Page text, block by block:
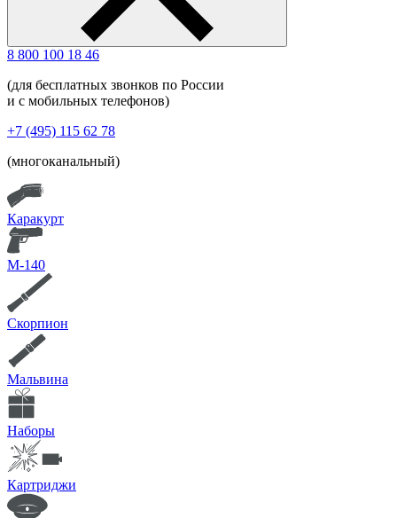
8 800 100 18 46
(для бесплатных звонков по России
и с мобильных телефонов)
+7 (495) 115 62 78
(многоканальный)
Каракурт
М-140
Скорпион
Мальвина
Наборы
Картриджи